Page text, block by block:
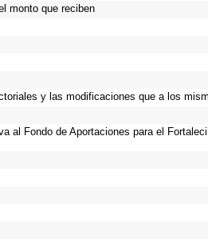
monto que reciben
y las modificaciones que a los
al Fondo de Aportaciones para el